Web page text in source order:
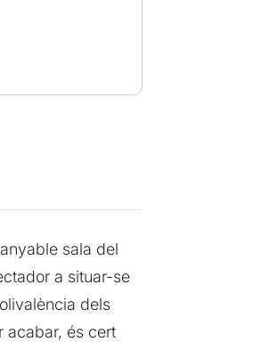
sala del
a situar-se
dels
acabar, és cert